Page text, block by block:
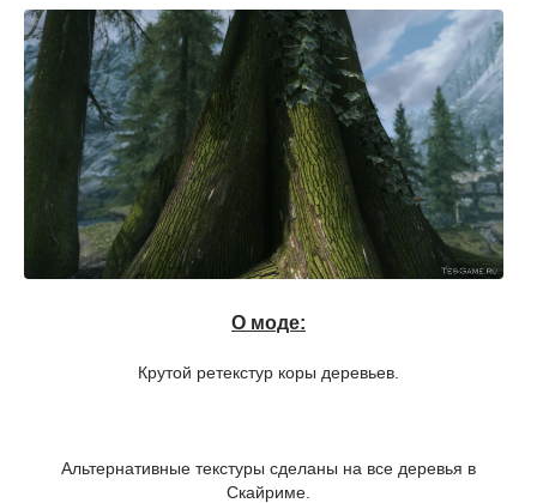
О моде:
Крутой ретекстур коры деревьев.
Альтернативные текстуры сделаны на все деревья в
Скайриме.